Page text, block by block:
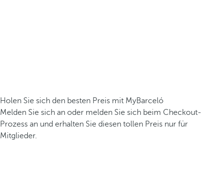
Holen Sie sich den besten Preis mit MyBarceló
Melden Sie sich an oder melden Sie sich beim Checkout-
Prozess an und erhalten Sie diesen tollen Preis nur für
Mitglieder.